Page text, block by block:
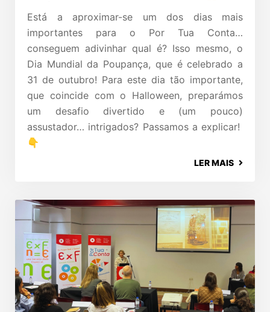
Está a aproximar-se um dos dias mais
importantes para o Por Tua Conta…
conseguem adivinhar qual é? Isso mesmo, o
Dia Mundial da Poupança, que é celebrado a
31 de outubro! Para este dia tão importante,
que coincide com o Halloween, preparámos
um desafio divertido e (um pouco)
assustador… intrigados? Passamos a explicar!
👇
LER MAIS